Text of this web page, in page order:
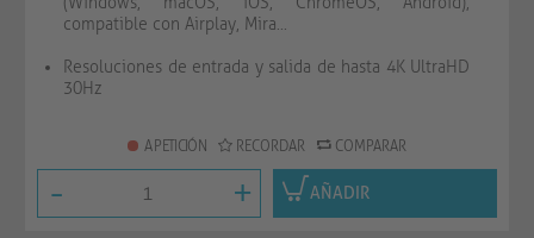
compatible con Airplay, Mira...
Resoluciones de entrada y salida de hasta 4K UltraHD
30Hz
A PETICIÓN RECORDAR COMPARAR
- + AÑADIR